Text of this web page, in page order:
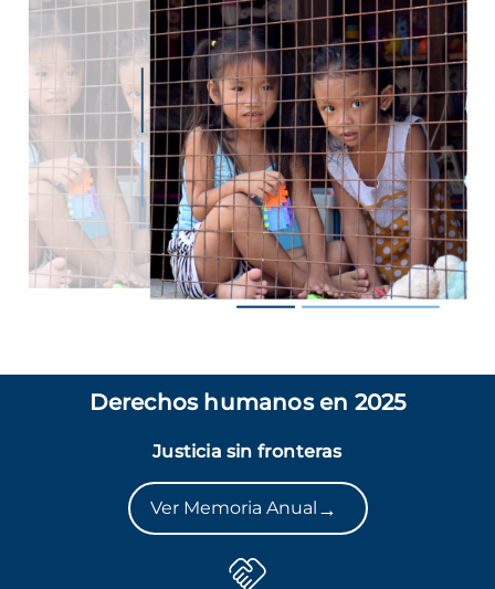
Derechos humanos en 2025
Justicia sin fronteras
Ver Memoria Anual →